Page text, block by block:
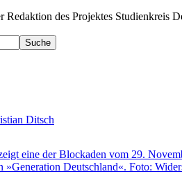
des Projektes Studienkreis
Suche